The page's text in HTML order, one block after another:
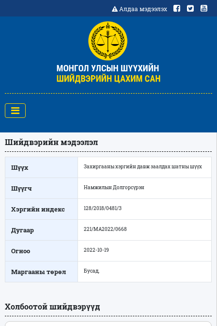
Алдаа мэдээлэх
Шийдвэрийн мэдээлэл
Шүүх Захиргааны хэргийн давж заалдах шатны шүүх
Шүүгч Намжилын Долгорсүрэн
Хэргийн индекс 128/2018/0481/З
Дугаар 221/МА2022/0668
Огноо 2022-10-19
Маргааны төрөл Бусад,
Холбоотой шийдвэрүүд